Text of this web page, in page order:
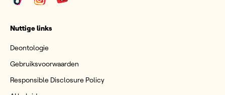
Nuttige links
Deontologie
Gebruiksvoorwaarden
Responsible Disclosure Policy